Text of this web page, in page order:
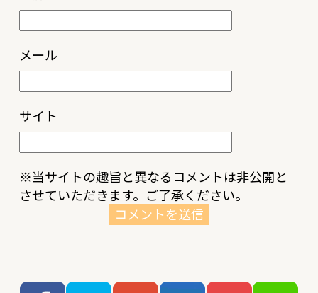
メール
サイト
※当サイトの趣旨と異なるコメントは非公開と
させていただきます。ご了承ください。